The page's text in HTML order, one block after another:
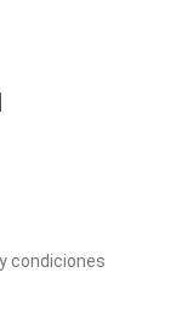
condiciones